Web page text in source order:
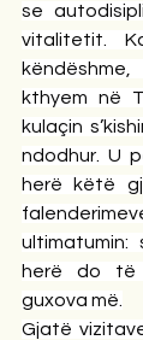
se
vitalitetit.
kthyem në
kulaçin
ndodhur. U
herë këtë
herë do të
guxova më.
Gjatë